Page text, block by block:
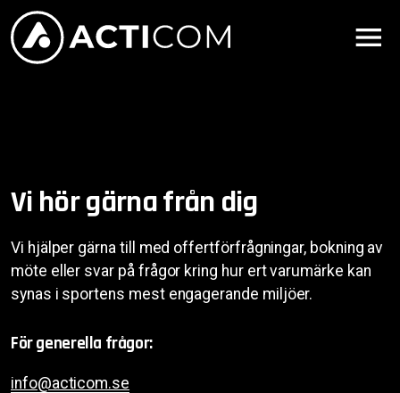
Vi hör gärna från dig
Vi hjälper gärna till med offertförfrågningar, bokning av
möte eller svar på frågor kring hur ert varumärke kan
synas i sportens mest engagerande miljöer.
För generella frågor:
info@acticom.se